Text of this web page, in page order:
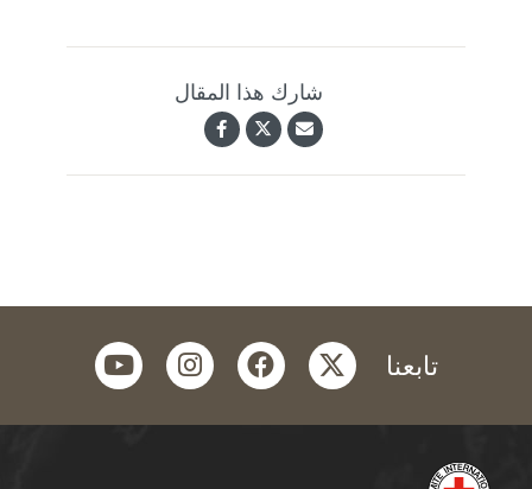
شارك هذا المقال
تابعنا twitter
facebook
instagram
youtube